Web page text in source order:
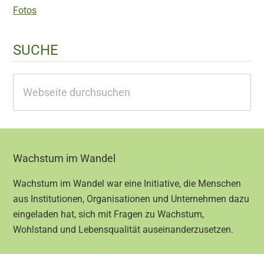
Fotos
SUCHE
durchsuchen
Footer
Wachstum im Wandel
Wachstum im Wandel war eine Initiative, die Menschen
aus Institutionen, Organisationen und Unternehmen dazu
eingeladen hat, sich mit Fragen zu Wachstum,
Wohlstand und Lebensqualität auseinanderzusetzen.